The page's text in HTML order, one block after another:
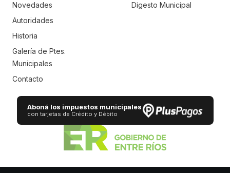
Novedades
Autoridades
Historia
Galería de Ptes.
Municipales
Contacto
Digesto Municipal
Aboná los impuestos municipales
con tarjetas de Crédito y Débito